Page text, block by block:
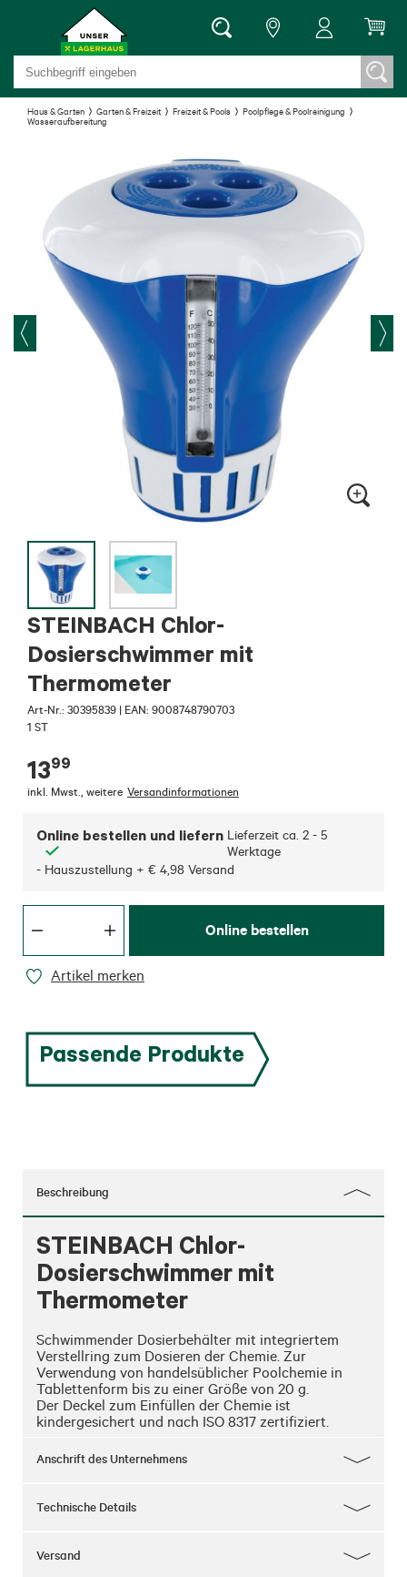
Haus & Garten Garten & Freizeit Freizeit & Pools
Poolpflege & Poolreinigung
Wasseraufbereitung
STEINBACH Chlor-
Dosierschwimmer mit
Thermometer
Art-Nr.: 30395839 | EAN: 9008748790703
1 ST
1399
inkl. Mwst. weitere Versandinformationen
Online bestellen und liefern Lieferzeit ca. 2 - 5
Werktage
- Hauszustellung + € 4,98 Versand
Online bestellen
Artikel merken
Passende Produkte
Beschreibung
STEINBACH Chlor-
Dosierschwimmer mit
Thermometer
Schwimmender Dosierbehälter mit integriertem
Verstellring zum Dosieren der Chemie. Zur
Verwendung von handelsüblicher Poolchemie in
Tablettenform bis zu einer Größe von 20 g.
Der Deckel zum Einfüllen der Chemie ist
kindergesichert und nach ISO 8317 zertifiziert.
Anschrift des Unternehmens
Technische Details
Versand